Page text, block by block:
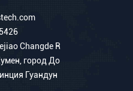
Changde R
город До
Гуандун